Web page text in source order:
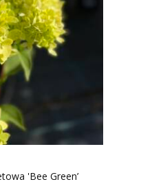
'Bee Green’